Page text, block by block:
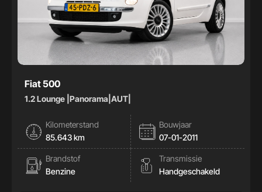
Fiat 500
1.2 Lounge |Panorama|AUT|
Kilometerstand
85.643 km
Bouwjaar
07-01-2011
Brandstof
Benzine
Transmissie
Handgeschakeld